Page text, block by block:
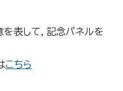
表して，記念パネルを
こちら